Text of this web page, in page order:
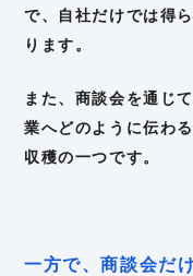
で、自社だけでは得
ります。
また、商談会を通じ
業へどのように伝わ
収穫の一つです。
一方で、商談会だ